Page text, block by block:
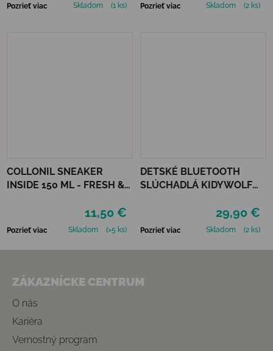
Pozrieť viac Skladom (1 ks) Pozrieť viac Skladom (2 ks)
COLLONIL SNEAKER
INSIDE 150 ML - FRESH &
11,50 €
Pozrieť viac Skladom (>5 ks)
DETSKÉ BLUETOOTH
SLÚCHADLÁ KIDYWOLF
29,90 €
Pozrieť viac Skladom (2 ks)
ZÁKAZNÍCKE CENTRUM
O nás
Kariéra
Vernostný program